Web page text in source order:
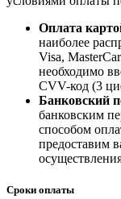
Оплата
наиболее
Visa,
необходимо
CVV-код (3
Банковский
банковским
способом
предоставим
Сроки оплаты